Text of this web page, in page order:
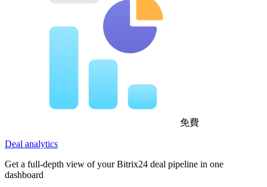
免費
Deal analytics
Get a full-depth view of your Bitrix24 deal pipeline in one
dashboard